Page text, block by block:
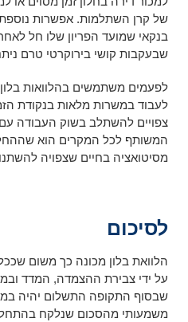
של קרן השתלמות. אפשרות
בנקאי שמועד הפריון שלו חל
שבעקבות קושי בירוקרטי טרם
לפעמים משתמשים בהלוואות
לעבוד במשרות מלאות בנקודת
צפויים להשתלב בשוק העבודה
המשותף לכל המקרים הוא
מסיטואציה בחיים שצפויה
לסיכום
הלוואת בלון מכונה כך משום
על ידי צבירת ההצמדה, המדד
שבסוף התקופה התשלום יהיה
משמעותי מהסכום שנלקח